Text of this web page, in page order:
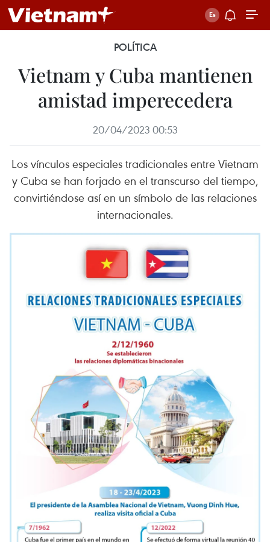
POLÍTICA
Vietnam y Cuba mantienen
amistad imperecedera
20/04/2023 00:53
Los vínculos especiales tradicionales entre Vietnam
y Cuba se han forjado en el transcurso del tiempo,
convirtiéndose así en un símbolo de las relaciones
internacionales.